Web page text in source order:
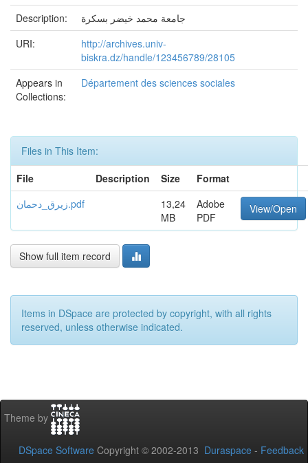
Description:
جامعة محمد خيضر بسكرة
URI:
http://archives.univ-
biskra.dz/handle/123456789/28105
Appears in
Collections:
Département des sciences sociales
Files in This Item:
File
Description Size
Format
زيرق_دحمان.pdf
13,24
MB
Adobe
PDF
View/Open
Show full item record
Items in DSpace are protected by copyright, with all rights
reserved, unless otherwise indicated.
Theme by
DSpace Software Copyright © 2002-2013 Duraspace - Feedback